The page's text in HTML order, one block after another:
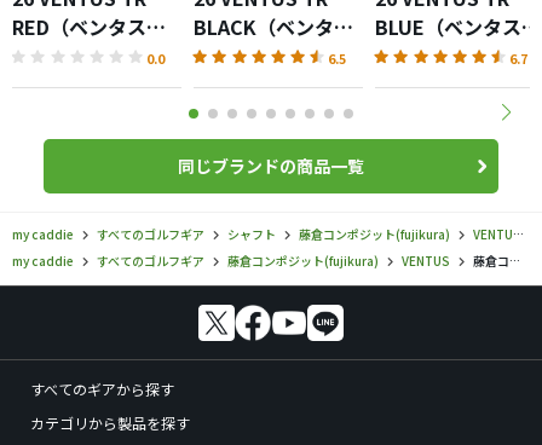
RED（ベンタスレ
ッド）
0.0
BLACK（ベンタス
ブラック）
6.5
BLUE（ベンタスブ
ルー）
6.7
同じブランドの商品一覧
my caddie すべてのゴルフギア シャフト 藤倉コンポジット(fujikura)
VENTUS
my caddie
すべてのゴルフギア 藤倉コンポジット(fujikura) VENTUS 藤倉コンポジット／VENTUS／ベンタス HB ブラック シャフトの口コミ評価
すべてのギアから探す
カテゴリから製品を探す